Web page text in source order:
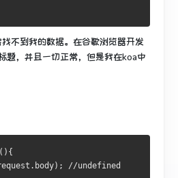
不到我的数据。 在谷歌浏览器开发
题，并且一切正常，但是我在koa中
//undefined